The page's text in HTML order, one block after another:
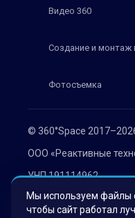
© 360°Space
ООО «Реактивные
УНП 191114962
г. Минск, ул. Мележа 1,
Видео 360
Создание и монтаж
Фотосъемка
Мы используем файлы
чтобы сайт работал